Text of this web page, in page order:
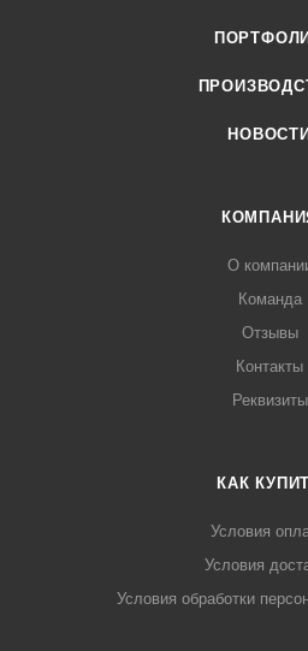
НОВОСТИ
О
Команда
Отзывы
Контакты
Реквизиты
КАК
Условия
Условия
Условия обработки